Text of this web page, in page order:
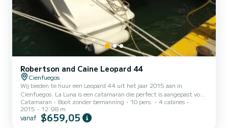
Robertson and Caine Leopard 44
Cienfuegos
Wij bieden te huur een Leopard 44 uit het jaar 2015 aan in
Cienfuegos. La Luna is een catamaran die perfect is aangepast voor
verhuur. Deze catamaran is zeer prettig om mee te varen voor een
cruise van een week of langer. De boot heeft 6 hutten met alle
comfort en een capaciteit van 10 personen. Met een totale lengte
Catamaran Boot zonder bemanning 10 pers.
4 cabines
2015
12.98 m
vanaf $659,05